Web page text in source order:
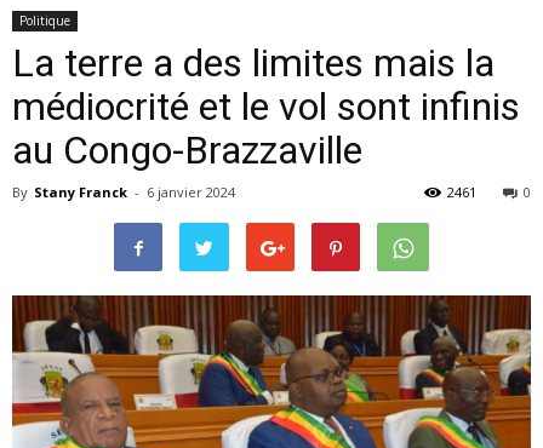
Politique
La terre a des limites mais la
médiocrité et le vol sont infinis
au Congo-Brazzaville
By Stany Franck - 6 janvier 2024 0
2461